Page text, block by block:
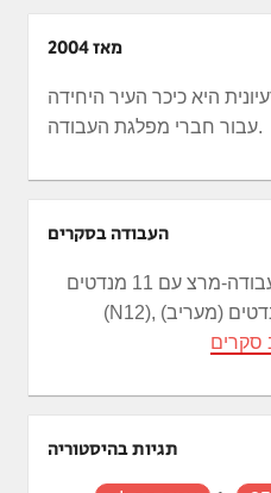
מאז 2004
היא כיכר העיר היחידה
עבור חברי מפלגת העבודה.
העבודה בסקרים
, העבודה-מרצ עם 11 מנדטים
סקרים
תגיות בהיסטוריה